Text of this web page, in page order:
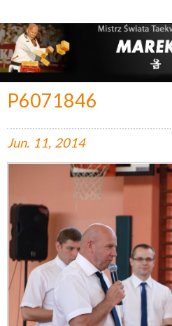
P6071846
Jun. 11, 2014